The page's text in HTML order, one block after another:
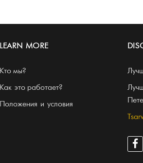
LEARN MORE
Кто мы?
Как это работает?
Положения и условия